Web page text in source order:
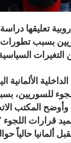
تعليقها
بسبب
التغيرات
الألمانية
للسوريين،
المكتب
قرارات
ألمانيا حالياً